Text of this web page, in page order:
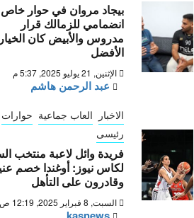
بيجاد مروان في حوار
انضمامي للزمالك قرار
مدروس والأبيض كان الخيار
الأفضل
الإثنين, 21 يوليو 2025, 5:37 م
عبد الرحمن هاشم
الاخبار العاب جماعية حوارات
رئيسى
فريدة وائل لاعبة منتخب
لكاس نيوز: أوغندا خصم
وقادرون على التأهل
السبت, 8 فبراير 2025, 12:19 ص